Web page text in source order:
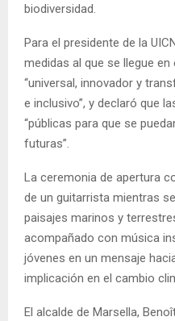
biodiversidad.
Para el presidente de la
medidas al que se llegue
“universal, innovador y
e inclusivo”, y declaró que
“públicas para que se
futuras”.
La ceremonia de apertura
de un guitarrista mientras
paisajes marinos y
acompañado con música
jóvenes en un mensaje
implicación en el cambio
El alcalde de Marsella,